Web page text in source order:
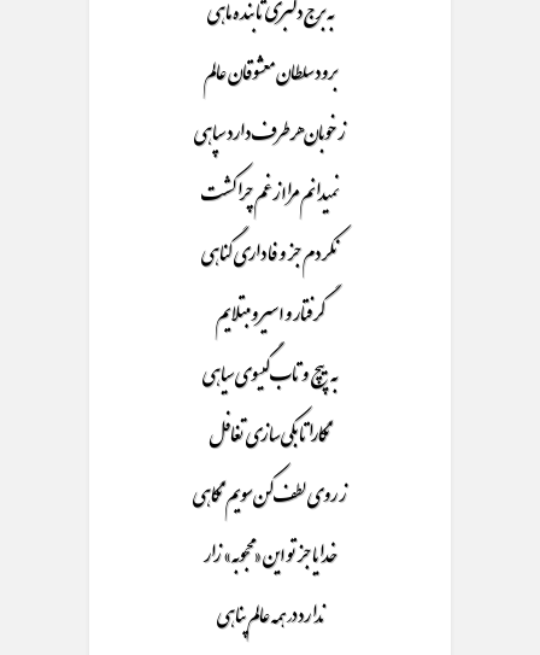
برود سلطان معشوقان عالم
ز خوبان هر طرف دارد سپاهی
نمیدانم مرا از غم چرا کشت
نکردم جز و فا داری گناهی
گرفتار و اسیر و مبتلایم
به پیچ و تاب گیسوی سیاهی
نگارا تا بکی سازی تغافل
ز روی لطف کن سویم نگاهی
خدایا جز تو این «محجوبه» زار
ندارد در همه عالم پناهی